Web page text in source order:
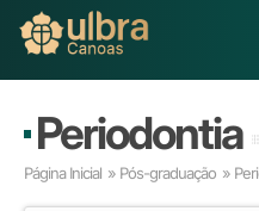
Buscar
Já
Periodontia
Página Inicial » Pós-graduação »